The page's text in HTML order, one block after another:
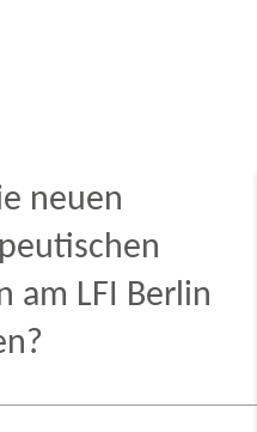
neuen
am LFI Berlin